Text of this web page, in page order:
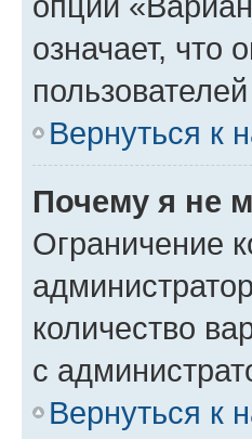
означает, что
Вернуться к
Почему я не
Ограничение
количество
с
Вернуться к